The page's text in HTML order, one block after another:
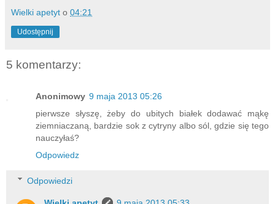
Wielki apetyt o 04:21
Udostępnij
5 komentarzy:
Anonimowy 9 maja 2013 05:26
pierwsze słyszę, żeby do ubitych białek dodawać mąkę
ziemniaczaną, bardzie sok z cytryny albo sól, gdzie się tego
nauczyłaś?
Odpowiedz
Odpowiedzi